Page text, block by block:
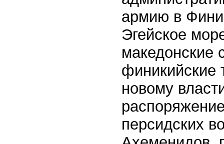
армию в
Эгейское
македонские
финикийские
новому
персидских